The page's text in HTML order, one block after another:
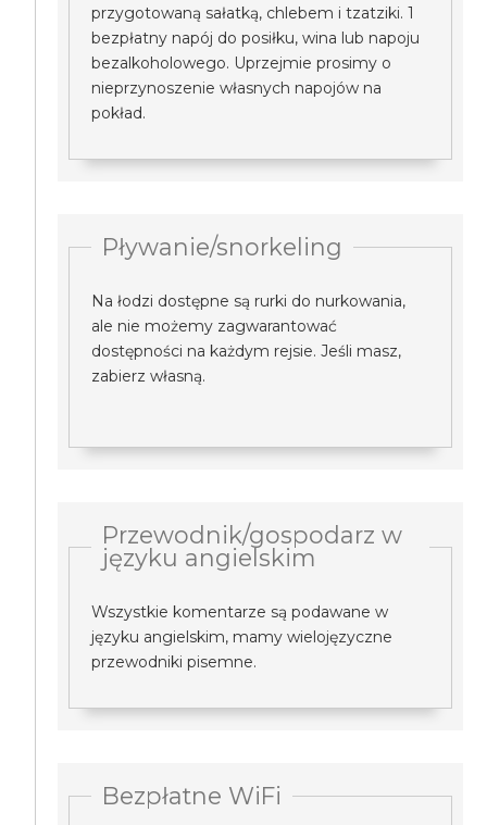
przygotowaną sałatką, chlebem i tzatziki. 1
bezpłatny napój do posiłku, wina lub napoju
bezalkoholowego. Uprzejmie prosimy o
nieprzynoszenie własnych napojów na
pokład.
Pływanie/snorkeling
Na łodzi dostępne są rurki do nurkowania,
ale nie możemy zagwarantować
dostępności na każdym rejsie. Jeśli masz,
zabierz własną.
Przewodnik/gospodarz w
języku angielskim
Wszystkie komentarze są podawane w
języku angielskim, mamy wielojęzyczne
przewodniki pisemne.
Bezpłatne WiFi